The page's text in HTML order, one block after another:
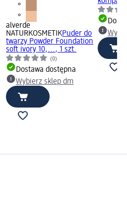
alverde
NATURKOSMETIKPuder do
twarzy Powder Foundation
soft ivory 10,..., 1 szt.
(0)
Dostawa dostępna
Wybierz sklep dm